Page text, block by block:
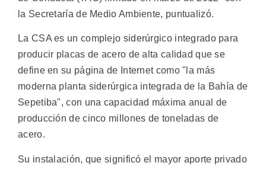
la Secretaría de Medio Ambiente, puntualizó.
La CSA es un complejo siderúrgico integrado para
producir placas de acero de alta calidad que se
define en su página de Internet como "la más
moderna planta siderúrgica integrada de la Bahía de
Sepetiba", con una capacidad máxima anual de
producción de cinco millones de toneladas de
acero.
Su instalación, que significó el mayor aporte privado